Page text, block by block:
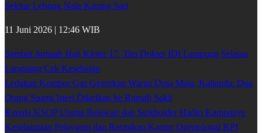
Sekitar Lebung Nala Karang Sari
11 Juni 2026 | 12:46 WIB
Sambut Jamaah Haji Kloter 17, Tim Dokter IDI Lampung Selatan
Langsung Cek Kesehatan
Ledakan Kompor Gas Gegerkan Warga Desa Maja, Kalianda: Dua
Orang Suami Isteri Dilarikan ke Rumah Sakit
Kepala KSOP Utama Belawan dan Stekholder Hadiri Kampanye
Keselamatan Pelayaran dan Resmikan Kantor Operasional KPI